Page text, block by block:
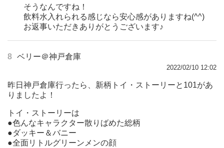
そうなんですね！
飲料水入れられる感じなら安心感がありますね(^^)
お返事いただきありがとうございます♪
8 ベリー＠神戸倉庫
2022/02/10 12:02
昨日神戸倉庫行ったら、新柄トイ・ストーリーと101があ
りましたよ！
トイ・ストーリーは
●色んなキャラクター散りばめた総柄
●ダッキー＆バニー
●全面リトルグリーンメンの顔